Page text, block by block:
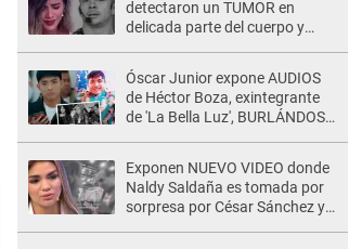
detectaron un TUMOR en
delicada parte del cuerpo y
muy fuertes..."
Óscar Junior expone AUDIOS
de Héctor Boza, exintegrante
de 'La Bella Luz', BURLÁNDOSE
Exponen NUEVO VIDEO donde
Naldy Saldaña es tomada por
sorpresa por César Sánchez y